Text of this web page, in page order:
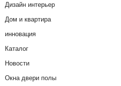
Дизайн интерьер
Дом и квартира
инновация
Каталог
Новости
Окна двери полы